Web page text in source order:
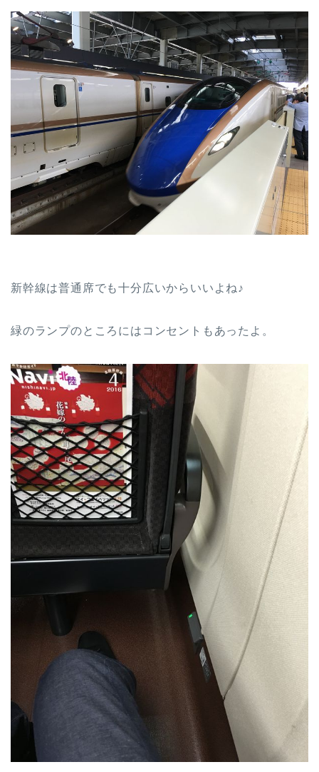
新幹線は普通席でも十分広いからいいよね♪
緑のランプのところにはコンセントもあったよ。